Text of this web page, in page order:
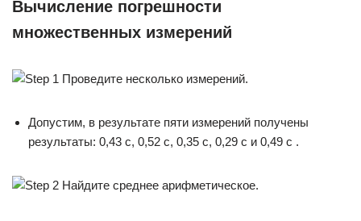
Вычисление погрешности
множественных измерений
Допустим, в результате пяти измерений получены
результаты: 0,43 с, 0,52 с, 0,35 с, 0,29 с и 0,49 с .